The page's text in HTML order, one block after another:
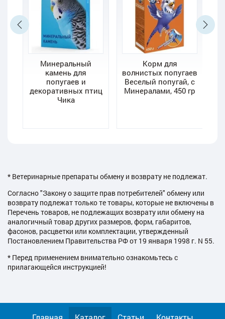
Минеральный
камень для
попугаев и
декоративных птиц
Чика
Корм для
волнистых попугаев
Веселый попугай, с
Минералами, 450 гр
* Ветеринарные препараты обмену и возврату не подлежат.
Согласно "Закону о защите прав потребителей" обмену или
возврату подлежат только те товары, которые не включены в
Перечень товаров, не подлежащих возврату или обмену на
аналогичный товар других размеров, форм, габаритов,
фасонов, расцветки или комплектации, утвержденный
Постановлением Правительства РФ от 19 января 1998 г. N 55.
* Перед применением внимательно ознакомьтесь с
прилагающейся инструкцией!